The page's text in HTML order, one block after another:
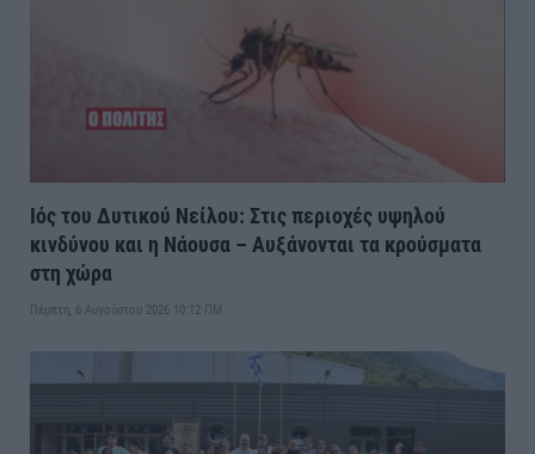
Ιός του Δυτικού Νείλου: Στις περιοχές υψηλού
κινδύνου και η Νάουσα – Αυξάνονται τα κρούσματα
στη χώρα
Πέμπτη, 6 Αυγούστου 2026 10:12 ΠΜ